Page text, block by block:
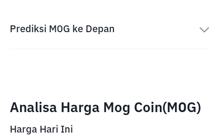
Prediksi MOG ke Depan
Analisa Harga Mog Coin(MOG)
Harga Hari Ini